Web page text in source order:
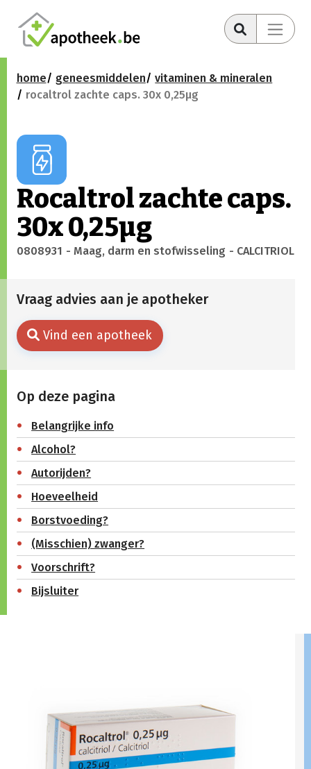
home geneesmiddelen
vitaminen & mineralen
rocaltrol zachte caps. 30x 0,25µg
Rocaltrol zachte caps.
30x 0,25µg
0808931 - Maag, darm en stofwisseling - CALCITRIOL
Vraag advies aan je apotheker
Vind een apotheek
Op deze pagina
Belangrijke info
Alcohol?
Autorijden?
Hoeveelheid
Borstvoeding?
(Misschien) zwanger?
Voorschrift?
Bijsluiter